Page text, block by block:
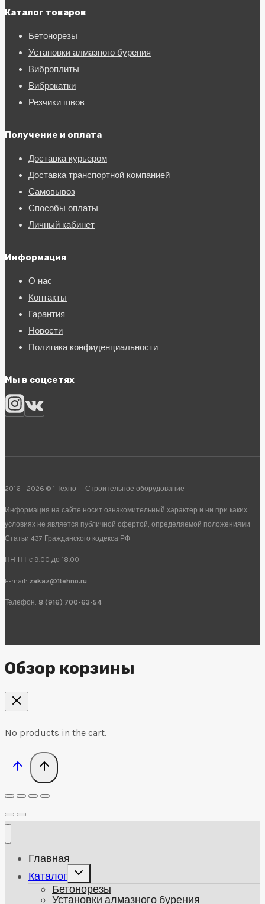
Каталог товаров
Бетонорезы
Установки алмазного бурения
Виброплиты
Виброкатки
Резчики швов
Получение и оплата
Доставка курьером
Доставка транспортной компанией
Самовывоз
Способы оплаты
Личный кабинет
Информация
О нас
Контакты
Гарантия
Новости
Политика конфиденциальности
Мы в соцсетях
2016 - 2026 © 1 Техно — Строительное оборудование
Информация на сайте носит ознакомительный характер и ни при каких
условиях не является публичной офертой, определяемой положениями
Статьи 437 Гражданского кодекса РФ
ПН-ПТ с 9.00 до 18.00
E-mail: zakaz@1tehno.ru
Телефон: 8 (916) 700-63-54
Обзор корзины
No products in the cart.
Главная
Каталог
Развернуть
дочернее
меню
Бетонорезы
Установки алмазного бурения